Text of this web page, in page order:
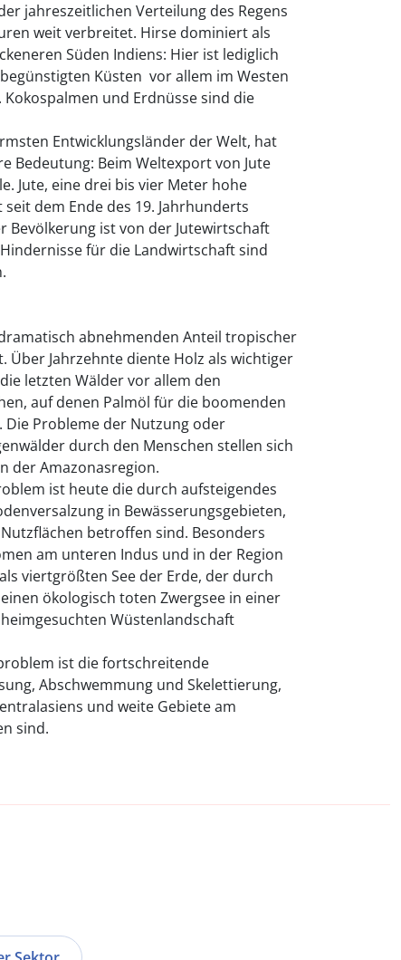
jahreszeitlichen Verteilung des Regens
weit verbreitet. Hirse dominiert als
Süden Indiens: Hier ist lediglich
Küsten  vor allem im Westen 
und Erdnüsse sind die
Entwicklungsländer der Welt, hat
Bedeutung: Beim Weltexport von Jute
Jute, eine drei bis vier Meter hohe
dem Ende des 19. Jahrhunderts
Bevölkerung ist von der Jutewirtschaft
für die Landwirtschaft sind
abnehmenden Anteil tropischer
Über Jahrzehnte diente Holz als wichtiger
letzten Wälder vor allem den
auf denen Palmöl für die boomenden
Probleme der Nutzung oder
durch den Menschen stellen sich
der Amazonasregion.
ist heute die durch aufsteigendes
in Bewässerungsgebieten,
betroffen sind. Besonders
am unteren Indus und in der Region
viertgrößten See der Erde, der durch
ökologisch toten Zwergsee in einer
Wüstenlandschaft
ist die fortschreitende
Abschwemmung und Skelettierung,
und weite Gebiete am
sind.